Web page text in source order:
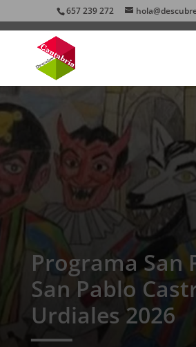
657 239 272
Programa San
San Pablo
Urdiales 2026